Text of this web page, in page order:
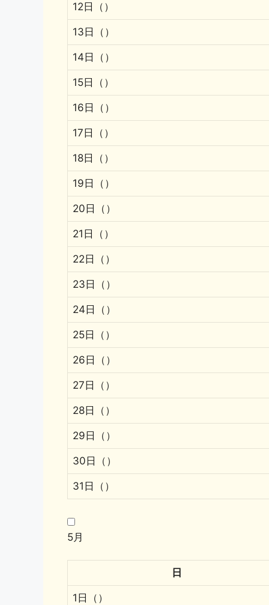
12日（）
13日（）
14日（）
15日（）
16日（）
17日（）
18日（）
19日（）
20日（）
21日（）
22日（）
23日（）
24日（）
25日（）
26日（）
27日（）
28日（）
29日（）
30日（）
31日（）
5月
日
1日（）